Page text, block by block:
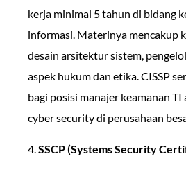
kerja minimal 5 tahun di bidang
informasi. Materinya mencakup
desain arsitektur sistem,
aspek hukum dan etika. CISSP
bagi posisi manajer keamanan
cyber security di perusahaan
4. SSCP (Systems Security